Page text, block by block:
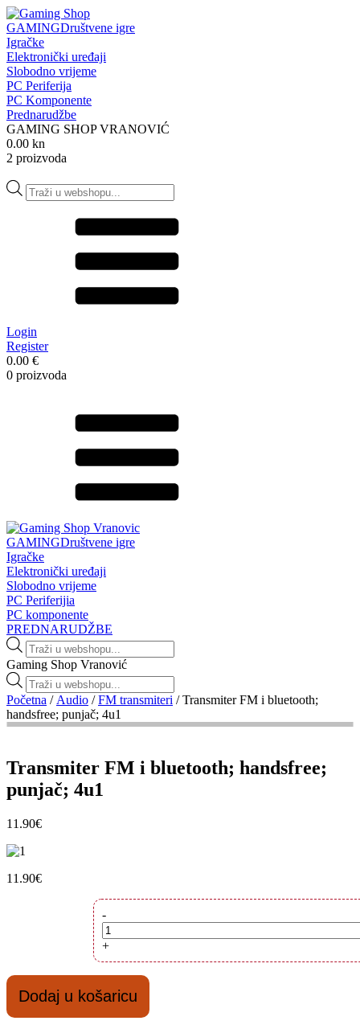
GAMINGDruštvene igre
Igračke
Elektronički uređaji
Slobodno vrijeme
PC Periferija
PC Komponente
Prednarudžbe
GAMING SHOP VRANOVIĆ
0.00 kn
2 proizvoda
Products
search
Login
Register
0.00 €
0 proizvoda
GAMINGDruštvene igre
Igračke
Elektronički uređaji
Slobodno vrijeme
PC Periferijia
PC komponente
PREDNARUDŽBE
Products
search
Gaming Shop Vranović
Products
search
Početna / Audio /FM transmiteri / Transmiter FM i bluetooth;
handsfree; punjač; 4u1
Transmiter FM i bluetooth; handsfree;
punjač; 4u1
11.90€
11.90€
-Transmiter
FM
i
4u1
količina
+
Dodaj u košaricu